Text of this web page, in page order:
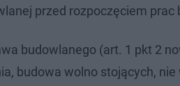
przed rozpoczęciem prac
budowlanego (art. 1 pkt 2
budowa wolno stojących,